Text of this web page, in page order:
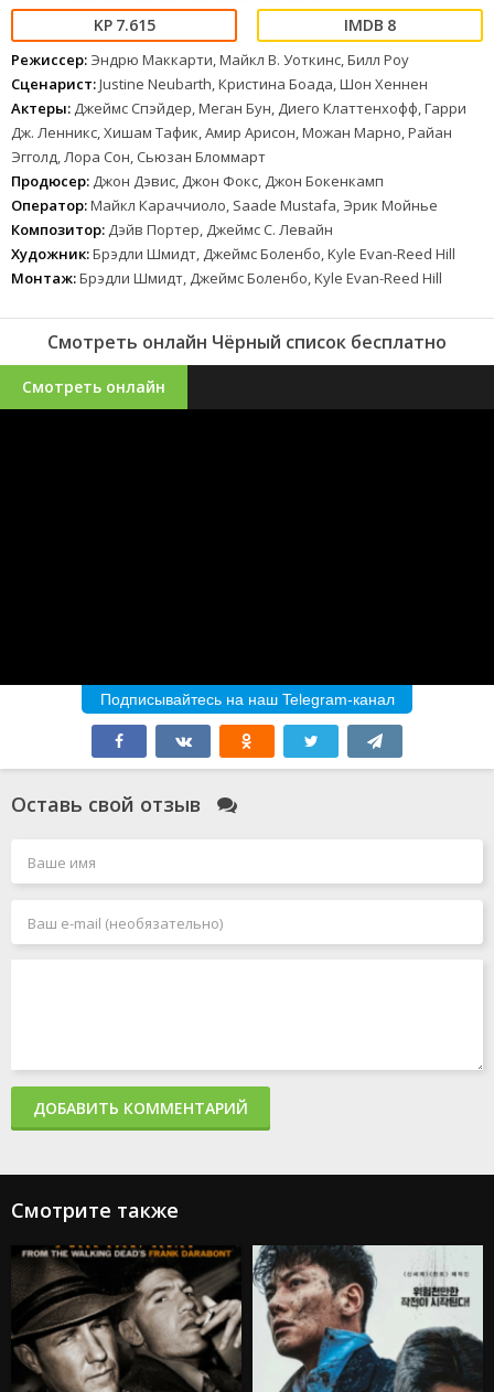
7.615 8
Режиссер: Эндрю Маккарти, Майкл В. Уоткинс, Билл Роу
Сценарист:Justine Neubarth, Кристина Боада, Шон Хеннен
Актеры: Джеймс Спэйдер, Меган Бун, Диего Клаттенхофф, Гарри
Дж. Ленникс, Хишам Тафик, Амир Арисон, Можан Марно, Райан
Эгголд, Лора Сон, Сьюзан Бломмарт
Продюсер: Джон Дэвис, Джон Фокс, Джон Бокенкамп
Оператор:Майкл Караччиоло, Saade Mustafa, Эрик Мойнье
Композитор: Дэйв Портер, Джеймс С. Левайн
Художник:Брэдли Шмидт, Джеймс Боленбо, Kyle Evan-Reed Hill
Монтаж:Брэдли Шмидт, Джеймс Боленбо, Kyle Evan-Reed Hill
Смотреть онлайн Чёрный список бесплатно
Смотреть онлайн
Подписывайтесь на наш Telegram-канал
Оставь свой отзыв
ДОБАВИТЬ КОММЕНТАРИЙ
Смотрите также